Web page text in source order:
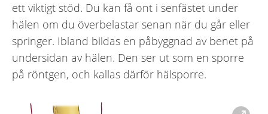
ett viktigt stöd. Du kan få ont i senfästet under
hälen om du överbelastar senan när du går eller
springer. Ibland bildas en påbyggnad av benet på
undersidan av hälen. Den ser ut som en sporre
på röntgen, och kallas därför hälsporre.